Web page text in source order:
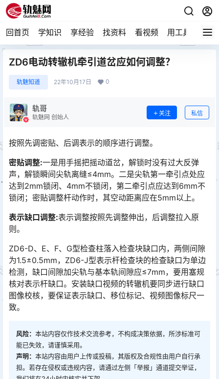
回首页 学知识 享经验 找资料 看视频 用工具 论技
ZD6电动转辙机牵引道岔应如何调整？
轨魅知道 22年10月17日 0
轨哥
轨魅网 创始人
关注 私信
按照先调密贴、后调表示的顺序进行调整。
密贴调整:一是用手摇把摇动道岔，解锁时没有过大反弹
声，解锁瞬间尖轨离缝≤4mm。二是尖轨第一牵引点处应
达到2mm锁闭、4mm不锁闭，第二牵引点应达到6mm不
锁闭；密贴调整杆动作时，其空动距离应在5mm以上。󠅅󠅃󠄵󠅂󠄪󠇖󠆨󠆨󠇕󠆞󠆒󠅬󠇘󠆭󠆘󠇙󠆝󠅵󠇗󠆭󠆁󠄐󠇗󠅹󠅸󠇖󠆍󠅳󠇖󠅹󠅰󠇖󠆌󠅹
表示缺口调整:表示调整按照先调整伸出，后调整拉入原
则。
ZD6-D、E、F、G型检查柱落入检查块缺口内，两侧间隙
为1.5±0.5mm，ZD6-J型表示杆检查块的检查缺口为单边
检测，缺口间隙加尖轨与基本轨间隙应≤7mm，要用塞规
核对表示杆缺口。安装缺口视频的转辙机要同步进行缺口
图像校核，要保证表示缺口、移位标记、视频图像标尺一
致。󠅅󠅃󠄵󠅂󠄪󠇖󠆨󠆨󠇕󠆞󠆒󠅬󠇘󠆭󠆘󠇙󠆝󠅵󠇗󠆭󠆁󠄐󠇗󠅹󠅸󠇖󠆍󠅳󠇖󠅹󠅰󠇖󠆌󠅹
风险： 本站内容仅作技术交流参考，不构成决策依据，所涉标准可
能已失效，请谨慎采用。
声明： 本站内容由用户上传或投稿，其版权及合规性由用户自行承
担。若存在侵权或违规内容，请通过左侧「举报」通道提交举证，